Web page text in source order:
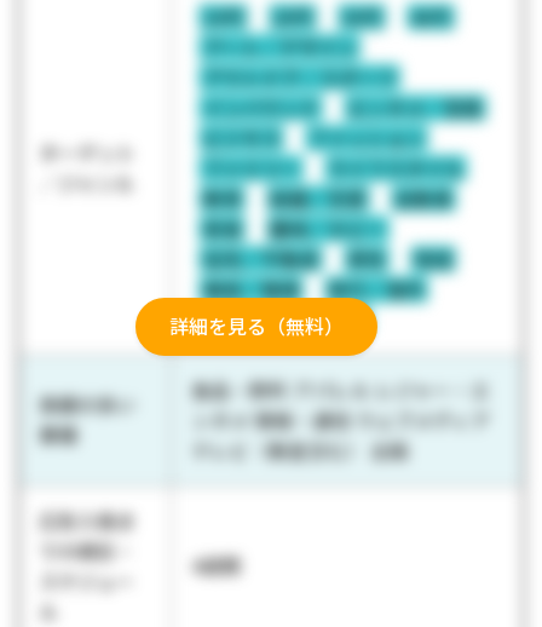
詳細を見る（無料）
ターゲット
／ジャンル
10代 20代 30代
40代
アート／デザイン
アウトドア／スポーツ
インバウンド
エンタメ／芸能
ビジネス
ファッション
ファミリー
ライフスタイル
教育
結婚／恋愛
自動車
若者
趣味／ホビー
住宅／不動産
男性
地域
美容／健康
旅行／海外
料理／飲食
近畿
実績の多い
業種
食品・飲料 アパレル レジャー・エ
ンタメ 情報・通信 ウェブメディア
テレビ（衛星含む） 出版
広告入稿ま
での期日・
スケジュー
ル
4週間